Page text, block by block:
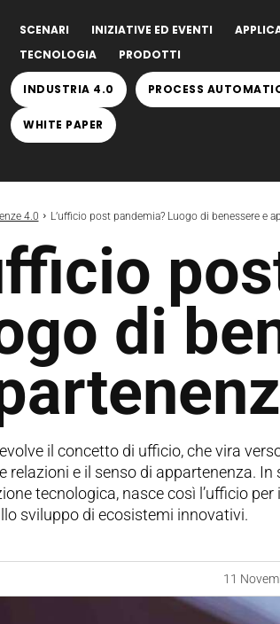
SCENARI INIZIATIVE ED EVENTI
TECNOLOGIA
PRODOTTI
INDUSTRIA 4.0 PROCESS
WHITE PAPER
4.0 L’ufficio post pandemia? Luogo di benessere e
di
il concetto di ufficio, che vira
relazioni e il senso di appartenenza.
tecnologica, nasce così l’ufficio
sviluppo di ecosistemi innovativi.
11